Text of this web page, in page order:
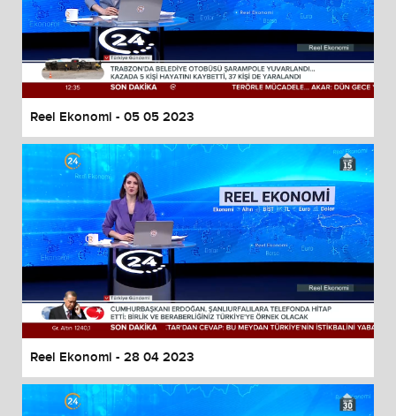
Reel Ekonomi - 05 05 2023
Reel Ekonomi - 28 04 2023